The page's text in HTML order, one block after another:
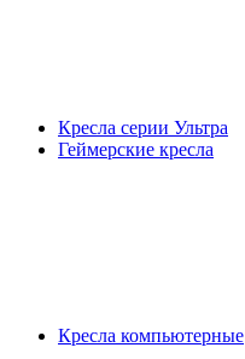
Кресла серии Ультра
Геймерские кресла
Кресла компьютерные